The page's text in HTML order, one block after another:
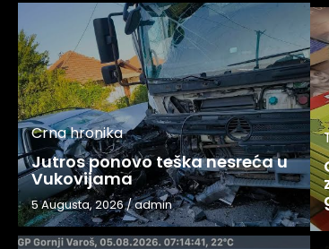
Crna hronika
Jutros ponovo teška nesreća u
Vukovijama
5 Augusta, 2026/admin